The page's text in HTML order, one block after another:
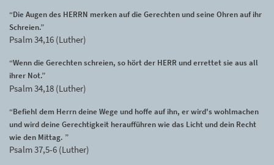
“Die Augen des HERRN merken auf die Gerechten und seine Ohren auf ihr
Schreien.”
Psalm 34,16 (Luther)
“Wenn die Gerechten schreien, so hört der HERR und errettet sie aus all
ihrer Not.”
Psalm 34,18 (Luther)
“Befiehl dem Herrn deine Wege und hoffe auf ihn, er wird's wohlmachen
und wird deine Gerechtigkeit heraufführen wie das Licht und dein Recht
wie den Mittag. ”
Psalm 37,5-6 (Luther)